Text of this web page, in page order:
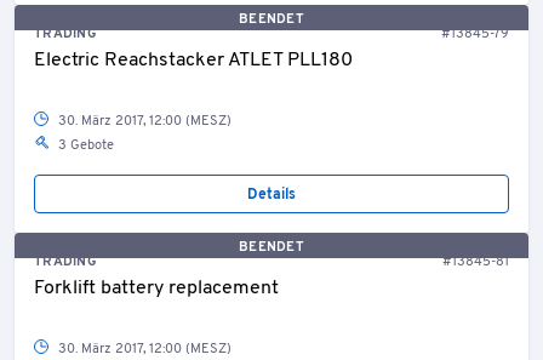
BEENDET
TRADING
#13845-79
Electric Reachstacker ATLET PLL180
30. März 2017, 12:00 (MESZ)
3 Gebote
Details
BEENDET
TRADING
#13845-81
Forklift battery replacement
30. März 2017, 12:00 (MESZ)